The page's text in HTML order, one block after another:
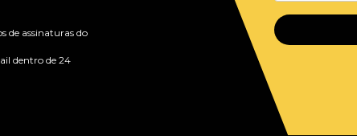
de assinaturas do
dentro de 24